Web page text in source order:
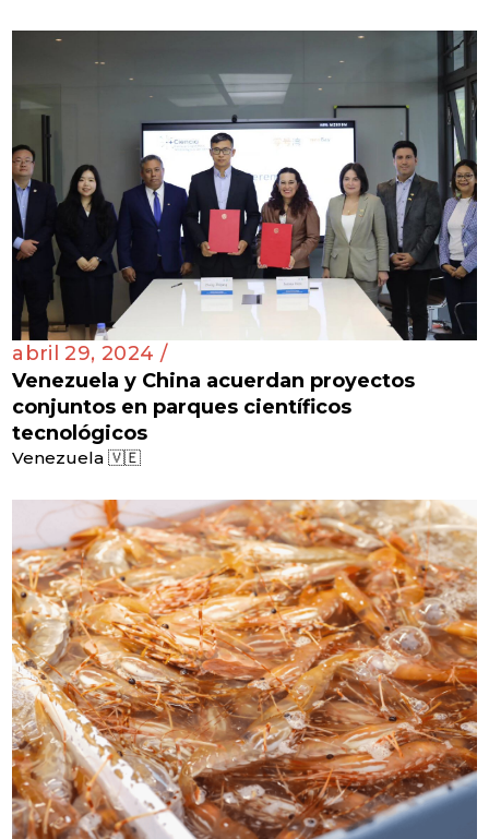
abril 29, 2024 /
Venezuela y China acuerdan proyectos
conjuntos en parques científicos
tecnológicos
Venezuela 🇻🇪